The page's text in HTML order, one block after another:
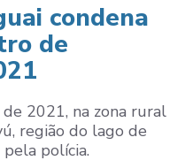
condena
de
2021, na zona rural
região do lago de
polícia.